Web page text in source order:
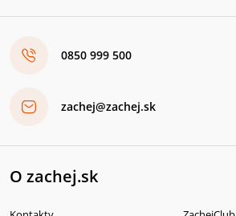
0850 999 500
zachej@zachej.sk
O zachej.sk